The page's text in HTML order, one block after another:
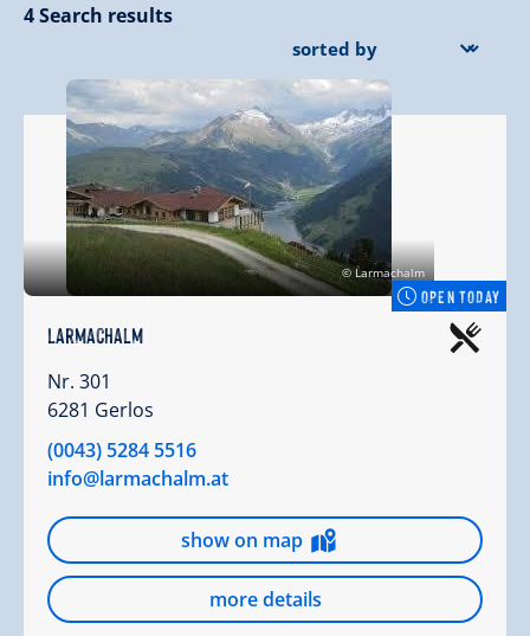
4Search results
© Larmachalm
OPEN TODAY
Larmachalm
Nr. 301
6281 Gerlos
(0043) 5284 5516
info@larmachalm.at
show on map
more details